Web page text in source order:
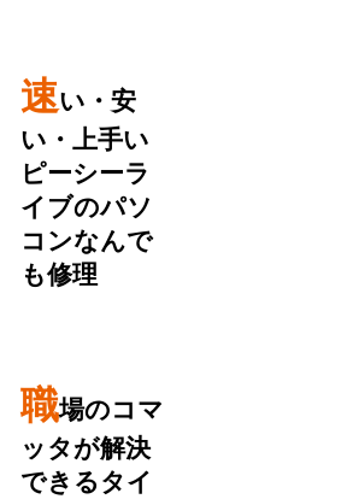
速い・安
い・上手い
ピーシーラ
イブのパソ
コンなんで
も修理
職場のコマ
ッタが解決
できるタイ